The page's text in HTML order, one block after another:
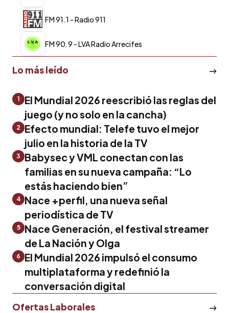
FM 91.1 - Radio 911
FM 90.9 - LVA Radio Arrecifes
Lo más leído
1
El Mundial 2026 reescribió las reglas del
juego (y no solo en la cancha)
2
Efecto mundial: Telefe tuvo el mejor
julio en la historia de la TV
3
Babysec y VML conectan con las
familias en su nueva campaña: “Lo
estás haciendo bien”
4 Nace +perfil, una nueva señal
periodística de TV
5
Nace Generación, el festival streamer
de La Nación y Olga
6
El Mundial 2026 impulsó el consumo
multiplataforma y redefinió la
conversación digital
Ofertas Laborales